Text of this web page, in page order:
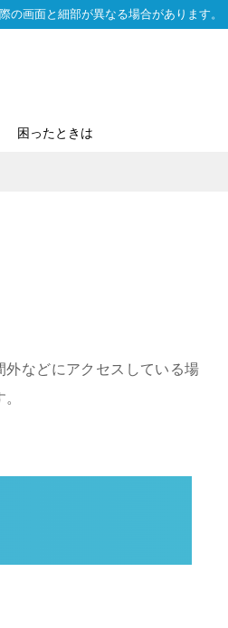
画面と細部が異なる場合があります。
困ったときは
などにアクセスしている場